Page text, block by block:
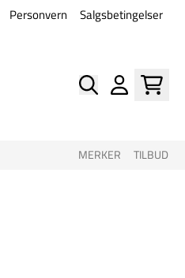
Personvern Salgsbetingelser
MERKER TILBUD